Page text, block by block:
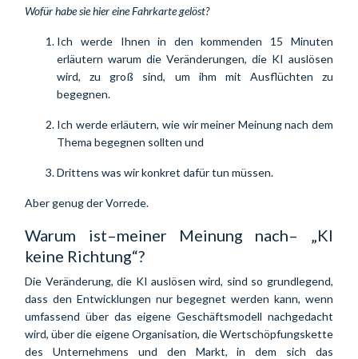
Wofür habe sie hier eine Fahrkarte gelöst?
Ich werde Ihnen in den kommenden 15 Minuten
erläutern warum die Veränderungen, die KI auslösen
wird, zu groß sind, um ihm mit Ausflüchten zu
begegnen.
Ich werde erläutern, wie wir meiner Meinung nach dem
Thema begegnen sollten und
Drittens was wir konkret dafür tun müssen.
Aber genug der Vorrede.
Warum ist–meiner Meinung nach– „KI
keine Richtung“?
Die Veränderung, die KI auslösen wird, sind so grundlegend,
dass den Entwicklungen nur begegnet werden kann, wenn
umfassend über das eigene Geschäftsmodell nachgedacht
wird, über die eigene Organisation, die Wertschöpfungskette
des Unternehmens und den Markt, in dem sich das